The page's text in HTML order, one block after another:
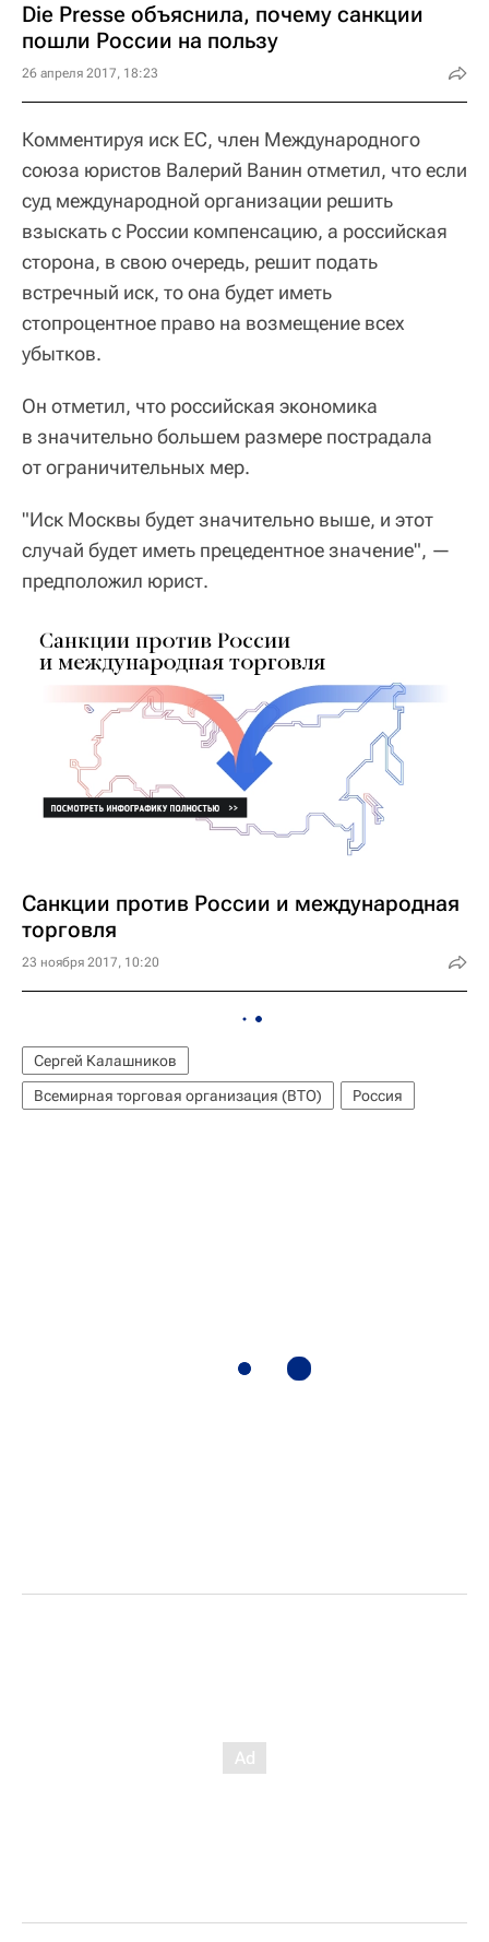
Die Presse объяснила, почему санкции
пошли России на пользу
26 апреля 2017, 18:23
Комментируя иск ЕС, член Международного
союза юристов Валерий Ванин отметил, что если
суд международной организации решить
взыскать с России компенсацию, а российская
сторона, в свою очередь, решит подать
встречный иск, то она будет иметь
стопроцентное право на возмещение всех
убытков.
Он отметил, что российская экономика
в значительно большем размере пострадала
от ограничительных мер.
"Иск Москвы будет значительно выше, и этот
случай будет иметь прецедентное значение", —
предположил юрист.
Санкции против России и международная
торговля
23 ноября 2017, 10:20
Сергей Калашников
Всемирная торговая организация (ВТО)
Россия